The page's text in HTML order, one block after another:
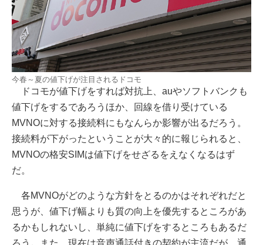
今春～夏の値下げが注目されるドコモ
ドコモが値下げをすれば対抗上、auやソフトバンクも
値下げをするであろうほか、回線を借り受けている
MVNOに対する接続料にもなんらか影響が出るだろう。
接続料が下がったということが大々的に報じられると、
MVNOの格安SIMは値下げをせざるをえなくなるはず
だ。
各MVNOがどのような方針をとるのかはそれぞれだと
思うが、値下げ幅よりも質の向上を優先するところがあ
るかもしれないし、単純に値下げをするところもあるだ
ろう。また、現在は音声通話付きの契約が主流だが、通